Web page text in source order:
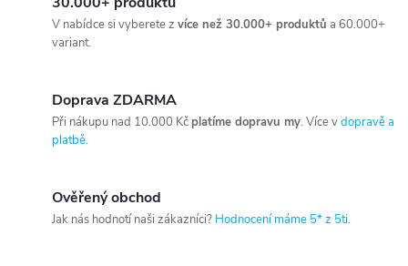
V nabídce si vyberete z více než 30.000+ produktů a 60.000+
variant.
Doprava ZDARMA
Při nákupu nad 10.000 Kčplatíme dopravu my. Více vdopravě a
platbě.
Ověřený obchod
Jak nás hodnotí naši zákazníci? Hodnocení máme 5* z 5ti.